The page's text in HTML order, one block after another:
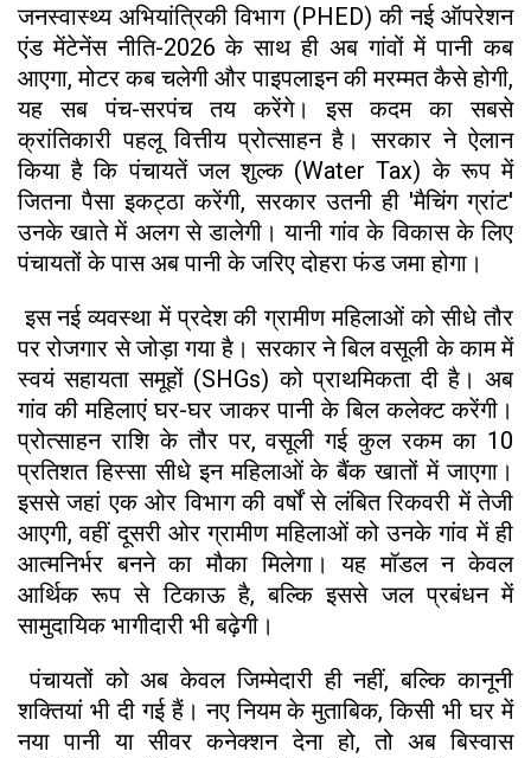
जनस्वास्थ्य अभियांत्रिकी विभाग (PHED) की नई ऑपरेशन
एंड मेंटेनेंस नीति-2026 के साथ ही अब गांवों में पानी कब
आएगा, मोटर कब चलेगी और पाइपलाइन की मरम्मत कैसे होगी,
यह सब पंच-सरपंच तय करेंगे। इस कदम का सबसे
क्रांतिकारी पहलू वित्तीय प्रोत्साहन है। सरकार ने ऐलान
किया है कि पंचायतें जल शुल्क (Water Tax) के रूप में
जितना पैसा इकट्ठा करेंगी, सरकार उतनी ही 'मैचिंग ग्रांट'
उनके खाते में अलग से डालेगी। यानी गांव के विकास के लिए
पंचायतों के पास अब पानी के जरिए दोहरा फंड जमा होगा।
इस नई व्यवस्था में प्रदेश की ग्रामीण महिलाओं को सीधे तौर
पर रोजगार से जोड़ा गया है। सरकार ने बिल वसूली के काम में
स्वयं सहायता समूहों (SHGs) को प्राथमिकता दी है। अब
गांव की महिलाएं घर-घर जाकर पानी के बिल कलेक्ट करेंगी।
प्रोत्साहन राशि के तौर पर, वसूली गई कुल रकम का 10
प्रतिशत हिस्सा सीधे इन महिलाओं के बैंक खातों में जाएगा।
इससे जहां एक ओर विभाग की वर्षों से लंबित रिकवरी में तेजी
आएगी, वहीं दूसरी ओर ग्रामीण महिलाओं को उनके गांव में ही
आत्मनिर्भर बनने का मौका मिलेगा। यह मॉडल न केवल
आर्थिक रूप से टिकाऊ है, बल्कि इससे जल प्रबंधन में
सामुदायिक भागीदारी भी बढ़ेगी।
पंचायतों को अब केवल जिम्मेदारी ही नहीं, बल्कि कानूनी
शक्तियां भी दी गई हैं। नए नियम के मुताबिक, किसी भी घर में
नया पानी या सीवर कनेक्शन देना हो, तो अब बिस्वास